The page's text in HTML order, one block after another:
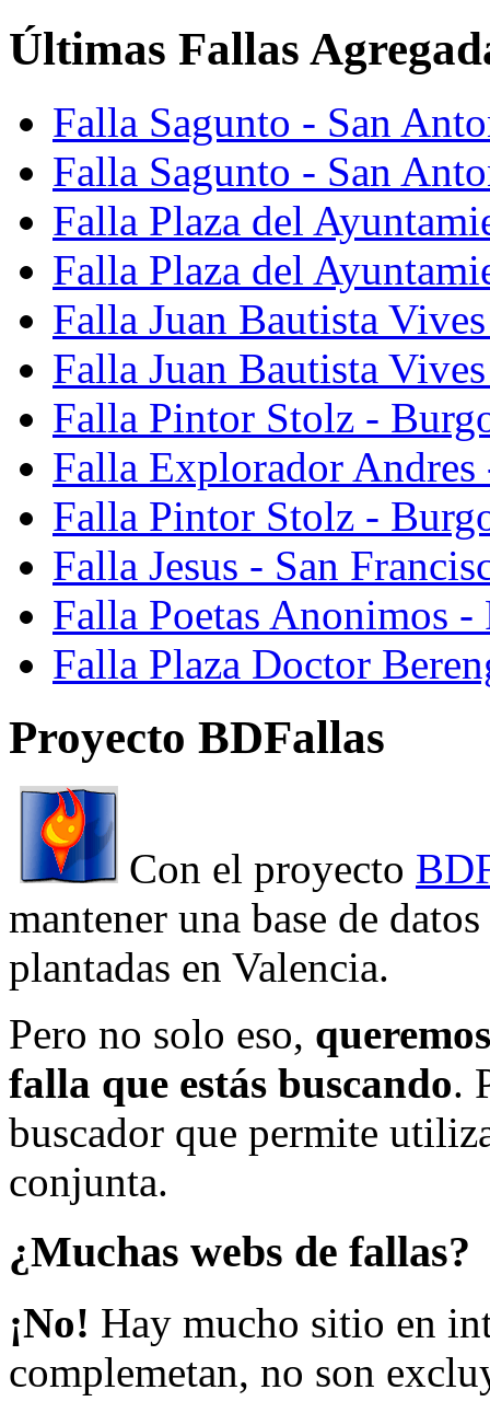
Últimas Fallas
Falla Sagunto - San
Falla Sagunto - San
Falla Plaza del
Falla Plaza del
Falla Juan Bautista
Falla Juan Bautista
Falla Pintor Stolz -
Falla Explorador Andres
Falla Pintor Stolz -
Falla Jesus - San
Falla Poetas Anonimos
Falla Plaza Doctor
Proyecto BDFallas
Con el proyecto
mantener una base de
plantadas en Valencia.
Pero no solo eso,
falla que estás buscando.
buscador que permite
conjunta.
¿Muchas webs de fallas?
¡No! Hay mucho sitio en
complemetan, no son